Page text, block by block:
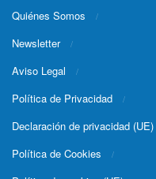
Quiénes Somos
Newsletter
Aviso Legal
Política de Privacidad
Declaración de privacidad (UE)
Política de Cookies